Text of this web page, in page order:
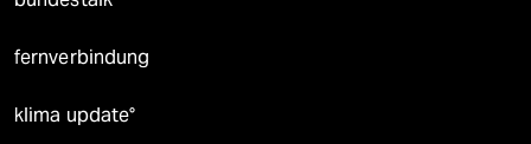
fernverbindung
klima update°